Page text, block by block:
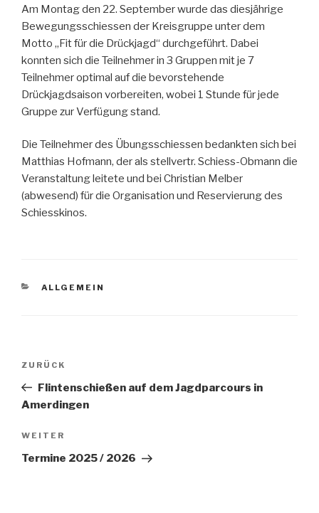
Am Montag den 22. September wurde das diesjährige
Bewegungsschiessen der Kreisgruppe unter dem
Motto „Fit für die Drückjagd“ durchgeführt. Dabei
konnten sich die Teilnehmer in 3 Gruppen mit je 7
Teilnehmer optimal auf die bevorstehende
Drückjagdsaison vorbereiten, wobei 1 Stunde für jede
Gruppe zur Verfügung stand.
Die Teilnehmer des Übungsschiessen bedankten sich bei
Matthias Hofmann, der als stellvertr. Schiess-Obmann die
Veranstaltung leitete und bei Christian Melber
(abwesend) für die Organisation und Reservierung des
Schiesskinos.
KATEGORIEN
ALLGEMEIN
Beitragsnavigation
Vorheriger
Beitrag
ZURÜCK
Flintenschießen auf dem Jagdparcours in
Amerdingen
Nächster
Beitrag
WEITER
Termine 2025 / 2026